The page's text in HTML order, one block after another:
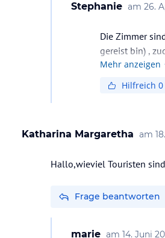
Stephanie am 26.
Die Zimmer
gereist bin) ,
Mehr anzeigen
Hilfreich 0
Katharina Margaretha am
Hallo,wieviel Touristen
Frage beantworten
marie am 14. Juni